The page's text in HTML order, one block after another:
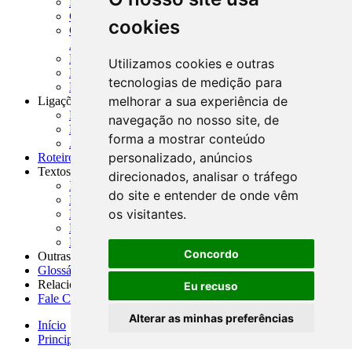
cookies
Utilizamos cookies e outras
tecnologias de medição para
melhorar a sua experiência de
navegação no nosso site, de
forma a mostrar conteúdo
personalizado, anúncios
direcionados, analisar o tráfego
do site e entender de onde vêm
os visitantes.
Concordo
Eu recuso
Alterar as minhas preferências
CADOC - Catálogo de Documentos
CNAE-CONCLA - Classificação Nacional de
Atividades Econômicas
PMF - Cartilhas do BCB
Manuais Auxiliares do BCB e Cosif-e
Resenhas Diárias Governamentais
Ligações Externas
Links Úteis
Presidência da República
Agências Nacionais Reguladoras
Roteiros para Estudos
Textos
Índice de Textos
Editorial
Monografias
Na Imprensa
Fórum de Discussão
Outras ferramentas
Glossário
Relacionamento
Fale Conosco
Início
Principais notícias